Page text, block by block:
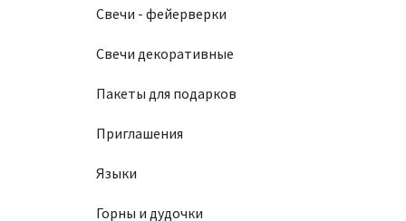
Свечи - фейерверки
Свечи декоративные
Пакеты для подарков
Приглашения
Языки
Горны и дудочки